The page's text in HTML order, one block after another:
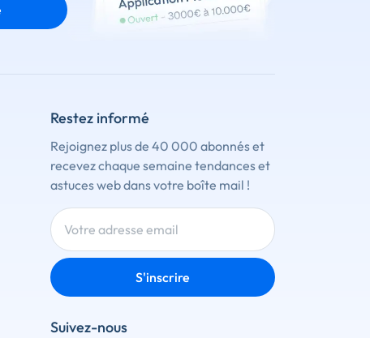
Restez informé
Rejoignez plus de 40 000 abonnés et
recevez chaque semaine tendances et
astuces web dans votre boîte mail !
S'inscrire
Suivez-nous